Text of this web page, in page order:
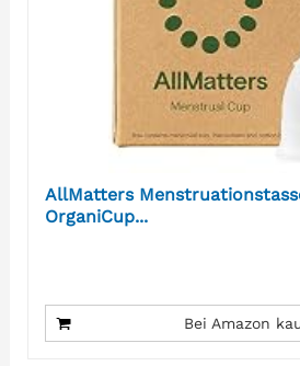
AllMatters
OrganiCup...
Bei Amazon